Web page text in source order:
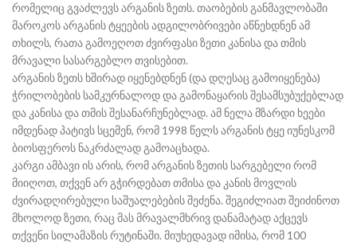
რომელიც გვაძლევს არგანის ზეთს. თაობების განმავლობაში
მაროკოს არგანის ტყეების ადგილობრივები აწნეხდნენ ამ
თხილს, რათა გამოეღოთ ძვირფასი ზეთი კანისა და თმის
მრავალი სასარგებლო თვისებით.
არგანის ზეთს ხშირად იყენებდნენ (და დღესაც გამოიყენება)
ჭრილობების სამკურნალოდ და გამონაყარის შესამსუბუქებლად
და კანისა და თმის შესანარჩუნებლად. ამ ნელა მზარდი ხეები
იმდენად პატივს სცემენ, რომ 1998 წელს არგანის ტყე იუნესკომ
ბიოსფეროს ნაკრძალად გამოაცხადა.
კარგი ამბავი ის არის, რომ არგანის ზეთის სარგებელი რომ
მიიღოთ, თქვენ არ გჭირდებათ თმისა და კანის მოვლის
ძვირადღირებული საშუალებების შეძენა. შეგიძლიათ შეიძინოთ
მხოლოდ ზეთი, რაც მას მრავალმხრივ დანამატად აქცევს
თქვენი სილამაზის რუტინაში. მიუხედავად იმისა, რომ 100